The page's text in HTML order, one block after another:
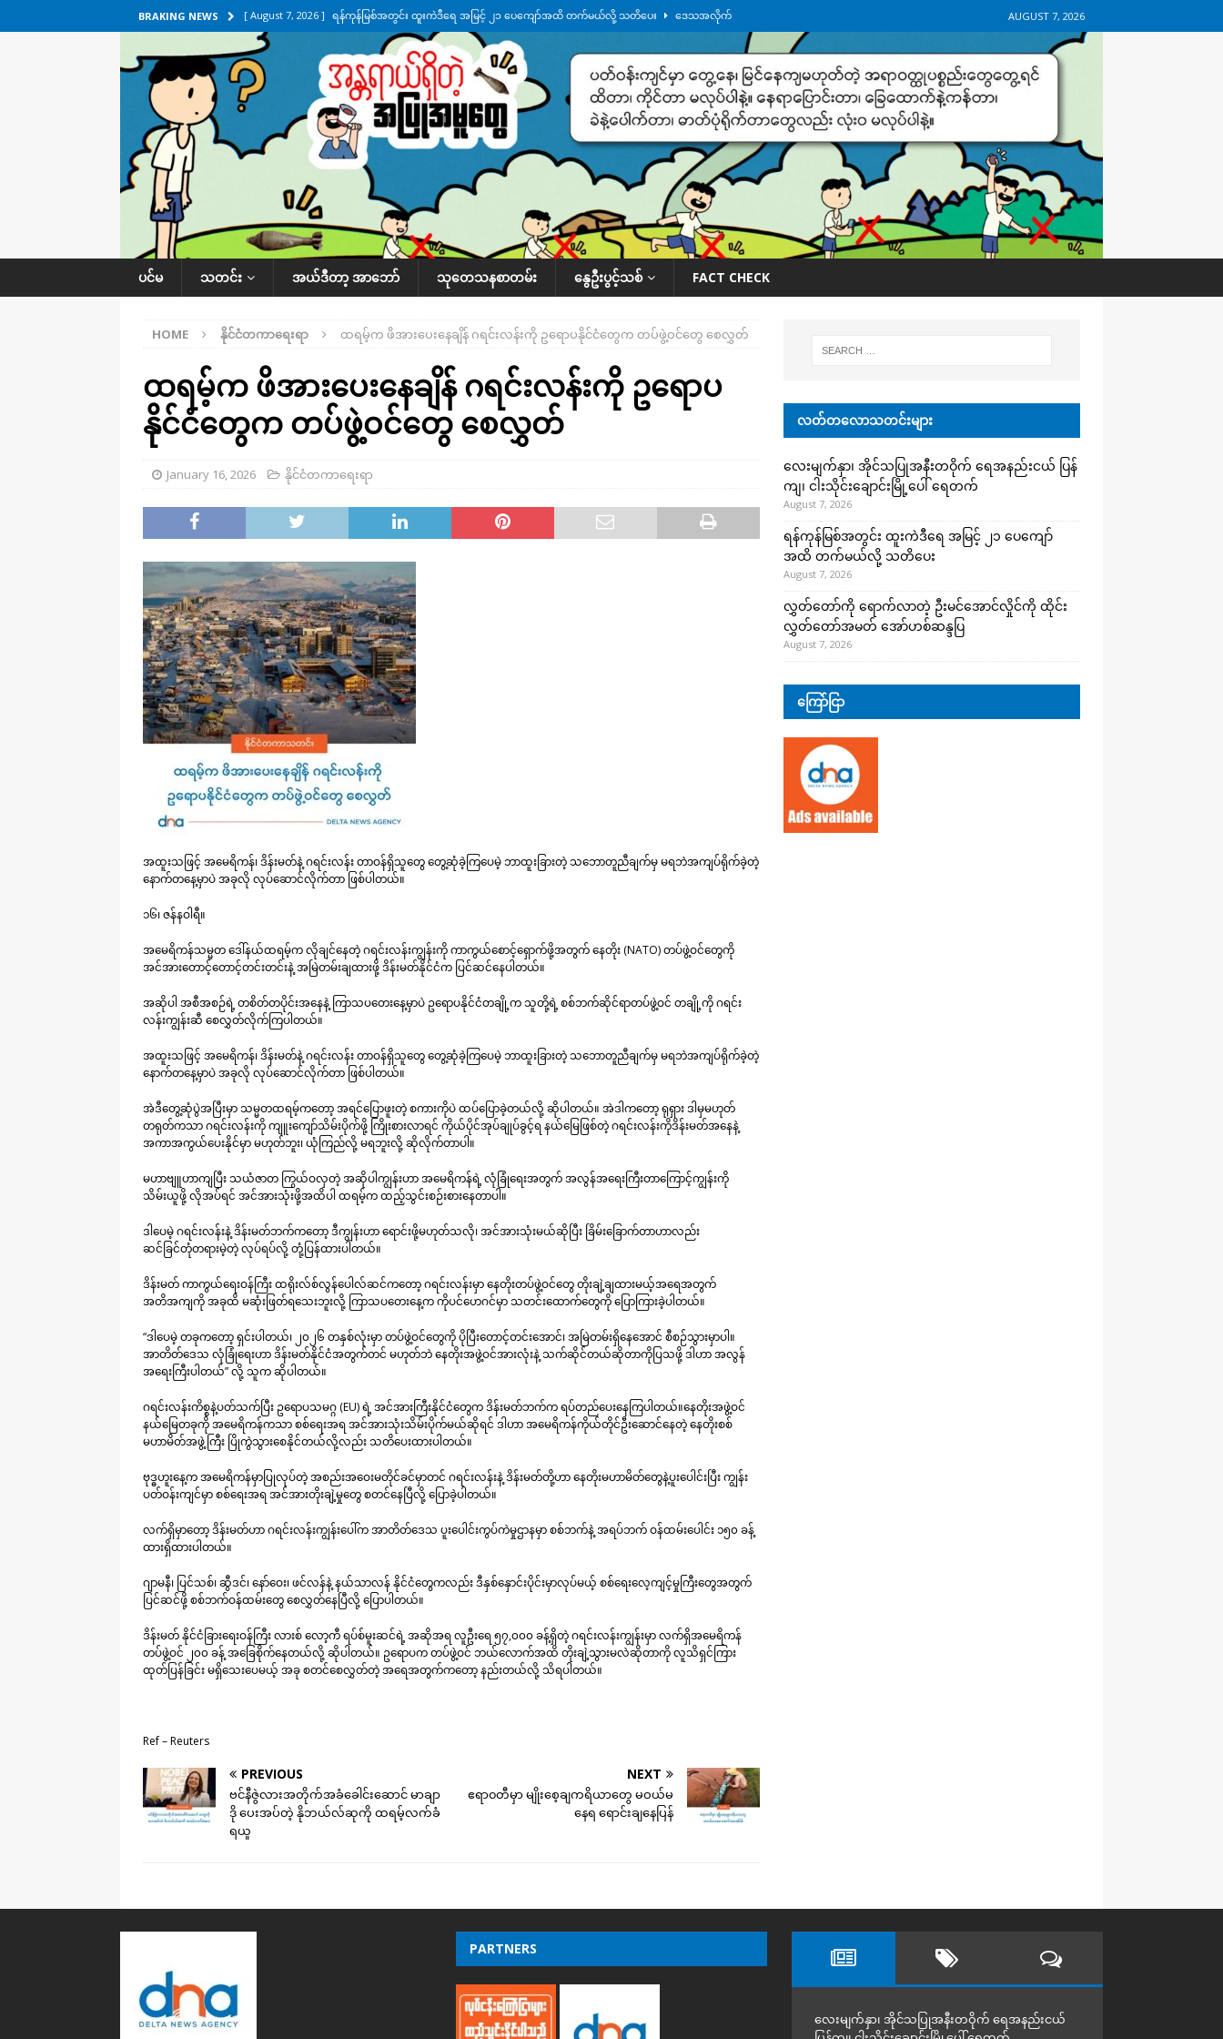
BRAKING NEWS [ August 7, 2026 ] ရန်ကုန်မြစ်အတွင်း ထူးကဲဒီရေ အ​မြင့် ၂၁ ပေကျော်အထိ တက်မယ်လို့ သတိပေး ဒေသအလိုက်
သတင်းကဏ္ဍ
[ August 7, 2026 ] လွှတ်တော်ကို ရောက်လာတဲ့ ဦးမင်အောင်လှိုင်ကို ထိုင်းလွှတ်တော်အမတ် အော်ဟစ်ဆန္ဒပြ
UNCATEGORIZED
[ August 6, 2026 ] တာကျိုးပြီး ခုနှစ်ရက်မြောက်နေ့မှာ ငသိုင်းချောင်းမြို့ကို ရေစတင်ရောက်ရှိ ဒေသအလိုက် သတင်း
[ August 6, 2026 ] လေးမျက်နှာမှာ ရေဘေးကူနေတဲ့ ငသိုင်းချောင်းဒေသခံ လူငယ်တဦး ရေစီးနဲ့မျောပါသေဆုံး
အလိုက် သတင်းကဏ္ဍ
[ August 7, 2026 ] လေးမျက်နှာ၊ အိုင်သပြုအနီးတဝိုက် ရေအနည်းငယ် ပြန်ကျ၊ ငါးသိုင်းချောင်းမြို့ပေါ် ရေတက်
ဒေသအလိုက် သတင်းကဏ္ဍ
AUGUST 7, 2026
ပင်မ သတင်း အယ်ဒီတာ့ အာဘော် သုတေသနစာတမ်း နွေဦးပွင့်သစ် FACT CHECK
HOME နိုင်ငံတကာရေးရာ ထရမ့်က ဖိအားပေးနေချိန် ဂရင်းလန်းကို ဥရောပနိုင်ငံတွေက တပ်ဖွဲ့ဝင်တွေ စေလွှတ်
ထရမ့်က ဖိအားပေးနေချိန် ဂရင်းလန်းကို ဥရောပ
နိုင်ငံတွေက တပ်ဖွဲ့ဝင်တွေ စေလွှတ်
January 16, 2026 နိုင်ငံတကာရေးရာ
အထူးသဖြင့် အမေရိကန်၊ ဒိန်းမတ်နဲ့ ဂရင်းလန်း တာဝန်ရှိသူတွေ တွေ့ဆုံခဲ့ကြပေမဲ့ ဘာထူးခြားတဲ့ သဘောတူညီချက်မှ မရဘဲအကျပ်ရိုက်ခဲ့တဲ့
နောက်တနေ့မှာပဲ အခုလို လုပ်ဆောင်လိုက်တာ ဖြစ်ပါတယ်။
၁၆၊ ဇန်နဝါရီ။
အမေရိကန်သမ္မတ ဒေါ်နယ်ထရမ့်က လိုချင်နေတဲ့ ဂရင်းလန်းကျွန်းကို ကာကွယ်စောင့်ရှောက်ဖို့အတွက် နေတိုး (NATO) တပ်ဖွဲ့ဝင်တွေကို
အင်အားတောင့်တောင့်တင်းတင်းနဲ့ အမြဲတမ်းချထားဖို့ ဒိန်းမတ်နိုင်ငံက ပြင်ဆင်နေပါတယ်။
အဆိုပါ အစီအစဉ်ရဲ့ တစိတ်တပိုင်းအနေနဲ့ ကြာသပတေးနေ့မှာပဲ ဥရောပနိုင်ငံတချို့က သူတို့ရဲ့ စစ်ဘက်ဆိုင်ရာတပ်ဖွဲ့ဝင် တချို့ကို ဂရင်း
လန်းကျွန်းဆီ စေလွှတ်လိုက်ကြပါတယ်။
အထူးသဖြင့် အမေရိကန်၊ ဒိန်းမတ်နဲ့ ဂရင်းလန်း တာဝန်ရှိသူတွေ တွေ့ဆုံခဲ့ကြပေမဲ့ ဘာထူးခြားတဲ့ သဘောတူညီချက်မှ မရဘဲအကျပ်ရိုက်ခဲ့တဲ့
နောက်တနေ့မှာပဲ အခုလို လုပ်ဆောင်လိုက်တာ ဖြစ်ပါတယ်။
အဲဒီတွေ့ဆုံပွဲအပြီးမှာ သမ္မတထရမ့်ကတော့ အရင်ပြောဖူးတဲ့ စကားကိုပဲ ထပ်ပြောခဲ့တယ်လို့ ဆိုပါတယ်။ အဲဒါကတော့ ရုရှား ဒါမှမဟုတ်
တရုတ်ကသာ ဂရင်းလန်းကို ကျူးကျော်သိမ်းပိုက်ဖို့ ကြိုးစားလာရင် ကိုယ်ပိုင်အုပ်ချုပ်ခွင့်ရ နယ်မြေဖြစ်တဲ့ ဂရင်းလန်းကိုဒိန်းမတ်အနေနဲ့
အကာအကွယ်ပေးနိုင်မှာ မဟုတ်ဘူး၊ ယုံကြည်လို့ မရဘူးလို့ ဆိုလိုက်တာပါ။
မဟာဗျူဟာကျပြီး သယံဇာတ ကြွယ်ဝလှတဲ့ အဆိုပါကျွန်းဟာ အမေရိကန်ရဲ့ လုံခြုံရေးအတွက် အလွန်အရေးကြီးတာကြောင့်ကျွန်းကို
သိမ်းယူဖို့ လိုအပ်ရင် အင်အားသုံးဖို့အထိပါ ထရမ့်က ထည့်သွင်းစဉ်းစားနေတာပါ။
ဒါပေမဲ့ ဂရင်းလန်းနဲ့ ဒိန်းမတ်ဘက်ကတော့ ဒီကျွန်းဟာ ရောင်းဖို့မဟုတ်သလို၊ အင်အားသုံးမယ်ဆိုပြီး ခြိမ်းခြောက်တာဟာလည်း
ဆင်ခြင်တုံတရားမဲ့တဲ့ လုပ်ရပ်လို့ တုံ့ပြန်ထားပါတယ်။
ဒိန်းမတ် ကာကွယ်ရေးဝန်ကြီး ထရိုးလ်စ်လွန်ပေါလ်ဆင်ကတော့ ဂရင်းလန်းမှာ နေတိုးတပ်ဖွဲ့ဝင်တွေ တိုးချဲ့ချထားမယ့်အရေအတွက်
အတိအကျကို အခုထိ မဆုံးဖြတ်ရသေးဘူးလို့ ကြာသပတေးနေ့က ကိုပင်ဟေဂင်မှာ သတင်းထောက်တွေကို ပြောကြားခဲ့ပါတယ်။
“ဒါပေမဲ့ တခုကတော့ ရှင်းပါတယ်၊ ၂၀၂၆ တနှစ်လုံးမှာ တပ်ဖွဲ့ဝင်တွေကို ပိုပြီးတောင့်တင်းအောင်၊ အမြဲတမ်းရှိနေအောင် စီစဉ်သွားမှာပါ။
အာတိတ်ဒေသ လုံခြုံရေးဟာ ဒိန်းမတ်နိုင်ငံအတွက်တင် မဟုတ်ဘဲ နေတိုးအဖွဲ့ဝင်အားလုံးနဲ့ သက်ဆိုင်တယ်ဆိုတာကိုပြသဖို့ ဒါဟာ အလွန်
အရေးကြီးပါတယ်” လို့ သူက ဆိုပါတယ်။
ဂရင်းလန်းကိစ္စနဲ့ပတ်သက်ပြီး ဥရောပသမဂ္ဂ (EU) ရဲ့ အင်အားကြီးနိုင်ငံတွေက ဒိန်းမတ်ဘက်က ရပ်တည်ပေးနေကြပါတယ်။နေတိုးအဖွဲ့ဝင်
နယ်မြေတခုကို အမေရိကန်ကသာ စစ်ရေးအရ အင်အားသုံးသိမ်းပိုက်မယ်ဆိုရင် ဒါဟာ အမေရိကန်ကိုယ်တိုင်ဦးဆောင်နေတဲ့ နေတိုးစစ်
မဟာမိတ်အဖွဲ့ကြီး ပြိုကွဲသွားစေနိုင်တယ်လို့လည်း သတိပေးထားပါတယ်။
ဗုဒ္ဓဟူးနေ့က အမေရိကန်မှာပြုလုပ်တဲ့ အစည်းအဝေးမတိုင်ခင်မှာတင် ဂရင်းလန်းနဲ့ ဒိန်းမတ်တို့ဟာ နေတိုးမဟာမိတ်တွေနဲ့ပူးပေါင်းပြီး ကျွန်း
ပတ်ဝန်းကျင်မှာ စစ်ရေးအရ အင်အားတိုးချဲ့မှုတွေ စတင်နေပြီလို့ ပြောခဲ့ပါတယ်။
လက်ရှိမှာတော့ ဒိန်းမတ်ဟာ ဂရင်းလန်းကျွန်းပေါ်က အာတိတ်ဒေသ ပူးပေါင်းကွပ်ကဲမှုဌာနမှာ စစ်ဘက်နဲ့ အရပ်ဘက် ဝန်ထမ်းပေါင်း ၁၅၀ ခန့်
ထားရှိထားပါတယ်။
ဂျာမနီ၊ ပြင်သစ်၊ ဆွီဒင်၊ နော်ဝေး၊ ဖင်လန်နဲ့ နယ်သာလန် နိုင်ငံတွေကလည်း ဒီနှစ်နှောင်းပိုင်းမှာလုပ်မယ့် စစ်ရေးလေ့ကျင့်မှုကြီးတွေအတွက်
ပြင်ဆင်ဖို့ စစ်ဘက်ဝန်ထမ်းတွေ စေလွှတ်နေပြီလို့ ပြောပါတယ်။
ဒိန်းမတ် နိုင်ငံခြားရေးဝန်ကြီး လားစ် လော့ကီ ရပ်စ်မူးဆင်ရဲ့ အဆိုအရ လူဦးရေ ၅၇,၀၀၀ ခန့်ရှိတဲ့ ဂရင်းလန်းကျွန်းမှာ လက်ရှိအမေရိကန်
တပ်ဖွဲ့ဝင် ၂၀၀ ခန့် အခြေစိုက်နေတယ်လို့ ဆိုပါတယ်။ ဥရောပက တပ်ဖွဲ့ဝင် ဘယ်လောက်အထိ တိုးချဲ့သွားမလဲဆိုတာကို လူသိရှင်ကြား
ထုတ်ပြန်ခြင်း မရှိသေးပေမယ့် အခု စတင်စေလွှတ်တဲ့ အရေအတွက်ကတော့ နည်းတယ်လို့ သိရပါတယ်။
Ref – Reuters
PREVIOUS
ဗင်နီဇွဲလားအတိုက်အခံခေါင်းဆောင် မာချာ
ဒို ပေးအပ်တဲ့ နိုဘယ်လ်ဆုကို ထရမ့်လက်ခံ
ရယူ
NEXT
ဧရာ၀တီမှာ မျိုးစေ့ချကရိယာတွေ မဝယ်မ
နေရ ရောင်းချနေပြန်
လတ်တလောသတင်းများ
လေးမျက်နှာ၊ အိုင်သပြုအနီးတဝိုက် ရေအနည်းငယ် ပြန်
ကျ၊ ငါးသိုင်းချောင်းမြို့ပေါ် ရေတက်
August 7, 2026
ရန်ကုန်မြစ်အတွင်း ထူးကဲဒီရေ အ​မြင့် ၂၁ ပေကျော်
အထိ တက်မယ်လို့ သတိပေး
August 7, 2026
လွှတ်တော်ကို ရောက်လာတဲ့ ဦးမင်အောင်လှိုင်ကို ထိုင်း
လွှတ်တော်အမတ် အော်ဟစ်ဆန္ဒပြ
August 7, 2026
ကြော်ငြာ
PARTNERS
လေးမျက်နှာ၊ အိုင်သပြုအနီးတဝိုက် ရေအနည်းငယ်